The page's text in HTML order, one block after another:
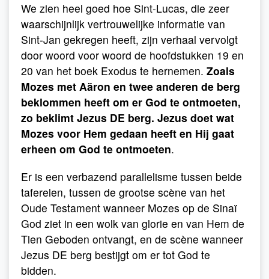
We zien heel goed hoe Sint-Lucas, die zeer
waarschijnlijk vertrouwelijke informatie van
Sint-Jan gekregen heeft, zijn verhaal vervolgt
door woord voor woord de hoofdstukken 19 en
20 van het boek Exodus te hernemen. Zoals
Mozes met Aäron en twee anderen de berg
beklommen heeft om er God te ontmoeten,
zo beklimt Jezus DE berg. Jezus doet wat
Mozes voor Hem gedaan heeft en Hij gaat
erheen om God te ontmoeten.
Er is een verbazend parallelisme tussen beide
taferelen, tussen de grootse scène van het
Oude Testament wanneer Mozes op de Sinaï
God ziet in een wolk van glorie en van Hem de
Tien Geboden ontvangt, en de scène wanneer
Jezus DE berg bestijgt om er tot God te
bidden.